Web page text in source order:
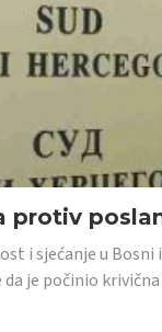
i sjećanje u
je počinio